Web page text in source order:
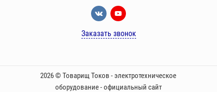
Заказать звонок
2026 © Товарищ Токов - электротехническое
оборудование - официальный сайт